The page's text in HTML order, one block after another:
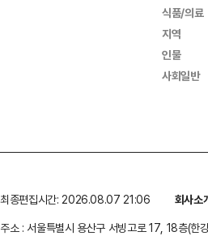
식품/의료
지역
인물
사회일반
최종편집시간: 2026.08.07 21:06 회사소
주소 : 서울특별시 용산구 서빙고로 17, 18층(한